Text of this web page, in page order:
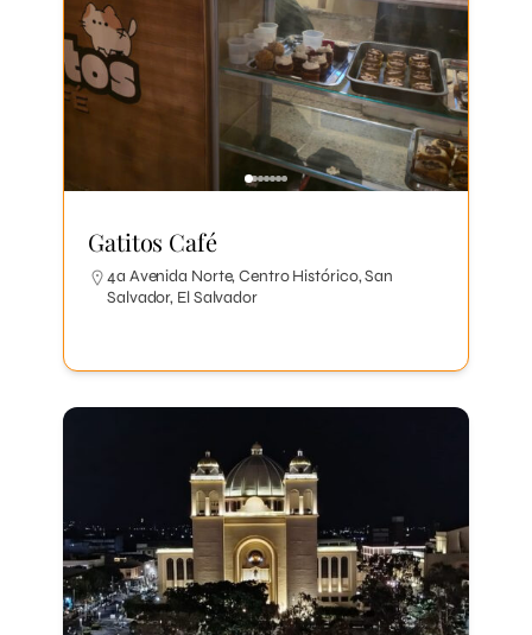
Gatitos Café
4a Avenida Norte, Centro Histórico, San
Salvador, El Salvador